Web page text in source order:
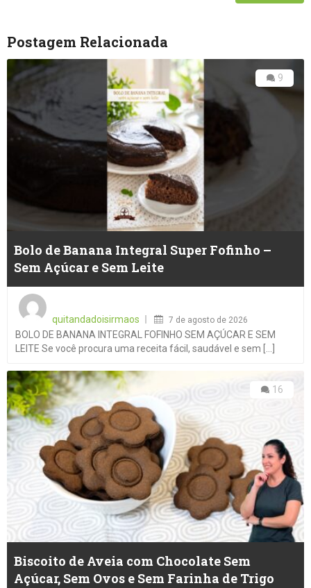
Postagem Relacionada
9
Bolo de Banana Integral Super Fofinho –
Sem Açúcar e Sem Leite
quitandadoisirmaos
7 de agosto de 2026
BOLO DE BANANA INTEGRAL FOFINHO SEM AÇÚCAR E SEM
LEITE Se você procura uma receita fácil, saudável e sem [...]
16
Biscoito de Aveia com Chocolate Sem
Açúcar, Sem Ovos e Sem Farinha de Trigo